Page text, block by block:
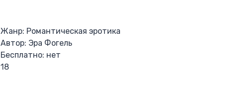
Жанр: Романтическая эротика
Автор: Эра Фогель
Бесплатно: нет
18